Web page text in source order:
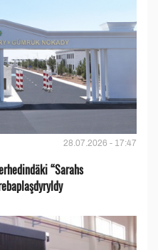
28.07.2026 - 17:47
“Sarahs